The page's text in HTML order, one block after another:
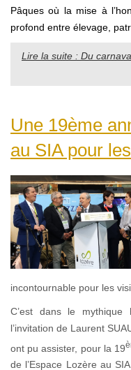
Pâques où la mise à
profond entre élevage,
Lire la suite : Du
Une 19ème
au SIA pour
incontournable pour les
C’est dans le
l’invitation de Laurent
ont pu assister, pour la 19
de l’Espace Lozère au